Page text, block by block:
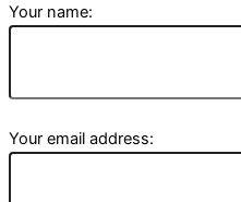
Your name:
Your email address: